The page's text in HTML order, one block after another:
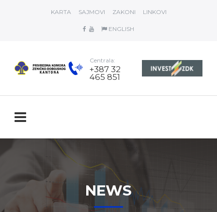
KARTA SAJMOVI ZAKONI LINKOVI
ENGLISH
Centrala:
+387 32
465 851
NEWS